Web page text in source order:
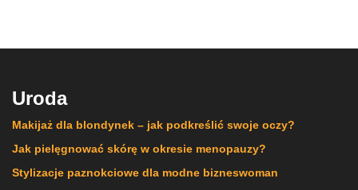
Uroda
Makijaż dla blondynek – jak podkreślić swoje oczy?
Jak pielęgnować skórę w okresie menopauzy?
Stylizacje paznokciowe dla modne bizneswoman